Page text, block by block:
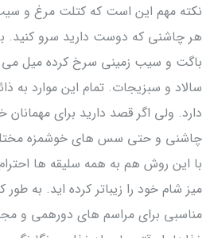
نکته مهم این است که کتلت مرغ و سیب
هر چاشنی که دوست دارید سرو کنید.
باگت و سیب زمینی سرخ کرده میل می
سالاد و سبزیجات. تمام این موارد به
دارد. ولی اگر قصد دارید برای مهمانان
چاشنی و حتی سس های خوشمزه مختلف
با این روش هم به همه سلیقه ها
میز شام خود را زیباتر کرده اید. به
مناسبی برای مراسم های دورهمی و